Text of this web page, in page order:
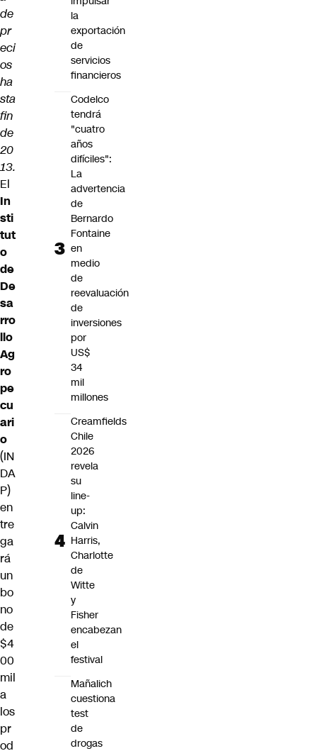
de
pr
eci
os
ha
sta
fin
de
20
13.
El
In
sti
tut
o
de
De
sa
rro
llo
Ag
ro
pe
cu
ari
o
(IN
DA
P)
en
tre
ga
rá
un
bo
no
de
$4
00
mil
a
los
pr
od
la
exportación
de
servicios
financieros
Codelco
tendrá
"cuatro
años
difíciles":
La
advertencia
de
Bernardo
Fontaine
en
medio
de
reevaluación
de
inversiones
por
US$
34
mil
millones
Creamfields
Chile
2026
revela
su
line-
up:
Calvin
Harris,
Charlotte
de
Witte
y
Fisher
encabezan
el
festival
Mañalich
cuestiona
test
de
drogas